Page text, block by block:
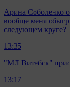
Арина Соболенко
вообще меня
следующем круге?
13:35
"МЛ Витебск"
13:17